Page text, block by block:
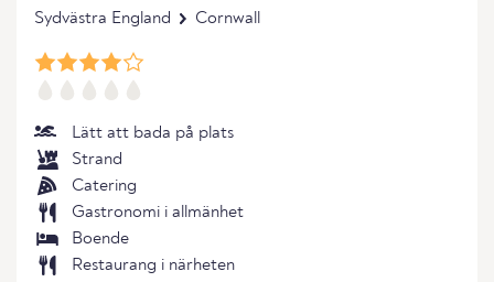
Sydvästra England Cornwall
Lätt att bada på plats
Strand
Catering
Gastronomi i allmänhet
Boende
Restaurang i närheten